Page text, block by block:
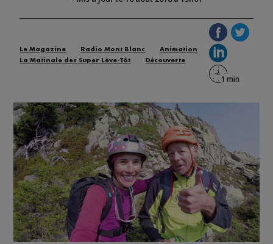
Le Magazine Radio Mont Blanc
Animation
La Matinale des Super Lève-Tôt
Découverte